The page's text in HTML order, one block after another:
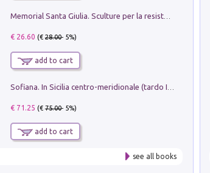
Memorial Santa Giulia. Sculture per la resistenza Monchio di Palagano
€ 26.60 (€28.00- 5%)
add to cart
€ 71.25 (€75.00- 5%)
add to cart
see all books